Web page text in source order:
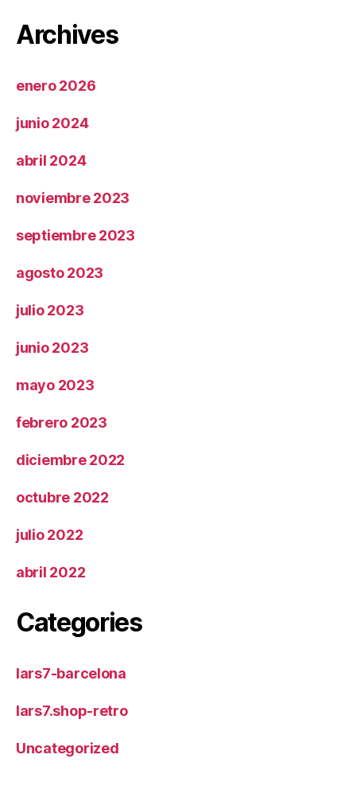
Archives
enero 2026
junio 2024
abril 2024
noviembre 2023
septiembre 2023
agosto 2023
julio 2023
junio 2023
mayo 2023
febrero 2023
diciembre 2022
octubre 2022
julio 2022
abril 2022
Categories
lars7-barcelona
lars7.shop-retro
Uncategorized